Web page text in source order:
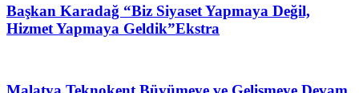
Başkan Karadağ “Biz Siyaset Yapmaya Değil,
Hizmet Yapmaya Geldik”Ekstra